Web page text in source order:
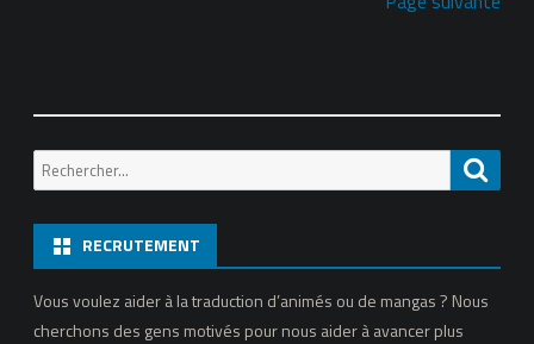
Recherche
pour:
RECRUTEMENT
Vous voulez aider à la traduction d’animés ou de mangas ? Nous
cherchons des gens motivés pour nous aider à avancer plus